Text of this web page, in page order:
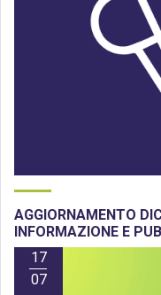
AGGIORNAMENTO
INFORMAZIONE E
17
07